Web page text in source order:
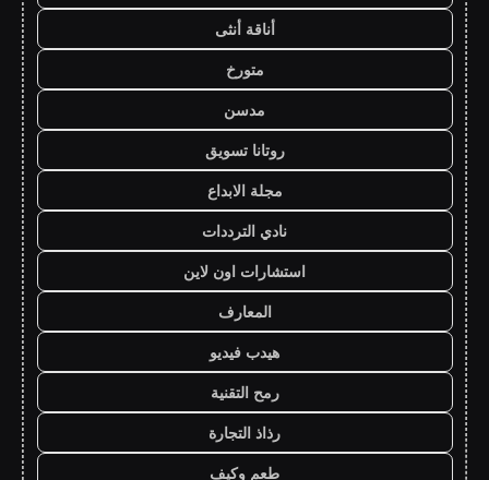
أناقة أنثى
متورخ
مدسن
روتانا تسويق
مجلة الابداع
نادي الترددات
استشارات اون لاين
المعارف
هيدب فيديو
رمح التقنية
رذاذ التجارة
طعم وكيف